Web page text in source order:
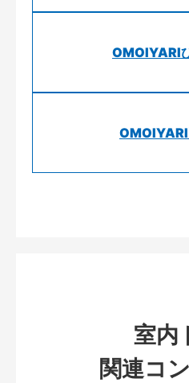
OMOIYARI
室内
関連コ